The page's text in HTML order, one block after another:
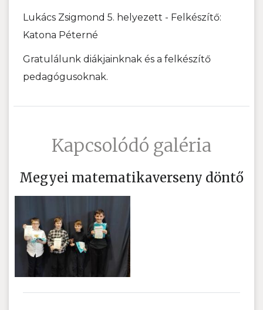
Lukács Zsigmond 5. helyezett - Felkészítő:
Katona Péterné
Gratulálunk diákjainknak és a felkészítő
pedagógusoknak.
Kapcsolódó galéria
Megyei matematikaverseny döntő